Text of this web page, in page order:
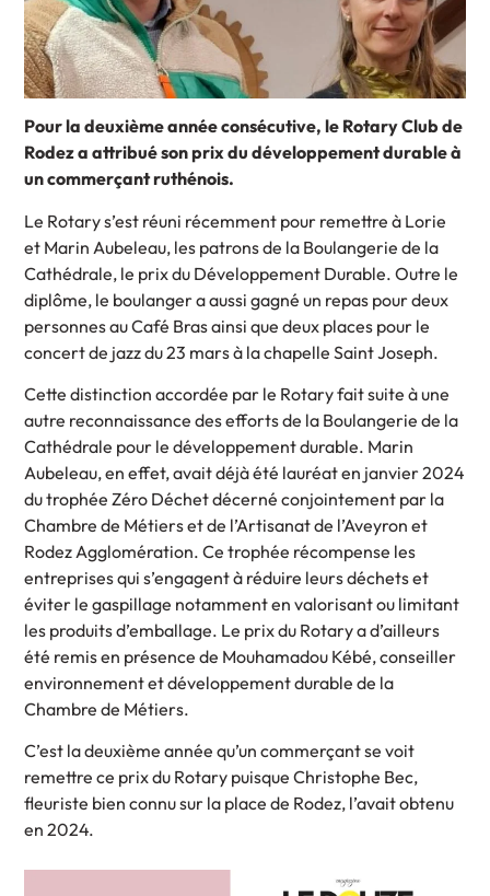
Pour la deuxième année consécutive, le Rotary Club de
Rodez a attribué son prix du développement durable à
un commerçant ruthénois.
Le Rotary s’est réuni récemment pour remettre à Lorie
et Marin Aubeleau, les patrons de la Boulangerie de la
Cathédrale, le prix du Développement Durable. Outre le
diplôme, le boulanger a aussi gagné un repas pour deux
personnes au Café Bras ainsi que deux places pour le
concert de jazz du 23 mars à la chapelle Saint Joseph.
Cette distinction accordée par le Rotary fait suite à une
autre reconnaissance des efforts de la Boulangerie de la
Cathédrale pour le développement durable. Marin
Aubeleau, en effet, avait déjà été lauréat en janvier 2024
du trophée Zéro Déchet décerné conjointement par la
Chambre de Métiers et de l’Artisanat de l’Aveyron et
Rodez Agglomération. Ce trophée récompense les
entreprises qui s’engagent à réduire leurs déchets et
éviter le gaspillage notamment en valorisant ou limitant
les produits d’emballage. Le prix du Rotary a d’ailleurs
été remis en présence de Mouhamadou Kébé, conseiller
environnement et développement durable de la
Chambre de Métiers.
C’est la deuxième année qu’un commerçant se voit
remettre ce prix du Rotary puisque Christophe Bec,
fleuriste bien connu sur la place de Rodez, l’avait obtenu
en 2024.